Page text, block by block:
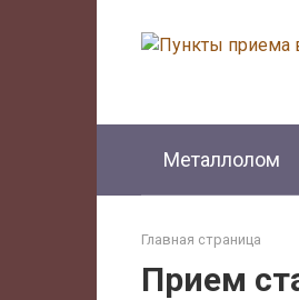
Металлолом
Главная страница
Прием